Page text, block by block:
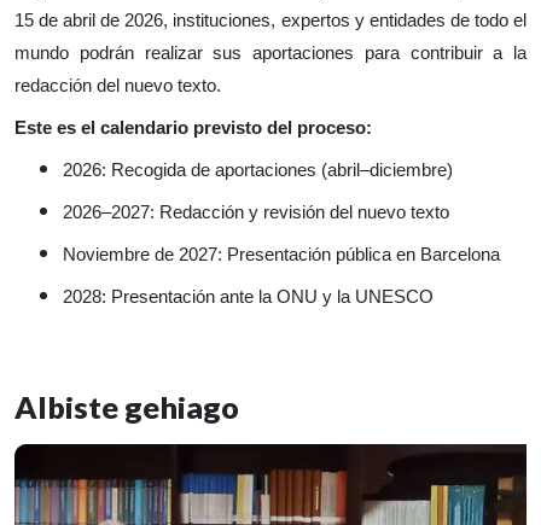
15 de abril de 2026, instituciones, expertos y entidades de todo el
mundo podrán realizar sus aportaciones para contribuir a la
redacción del nuevo texto.
Este es el calendario previsto del proceso:
2026: Recogida de aportaciones (abril–diciembre)
2026–2027: Redacción y revisión del nuevo texto
Noviembre de 2027: Presentación pública en Barcelona
2028: Presentación ante la ONU y la UNESCO
Albiste gehiago